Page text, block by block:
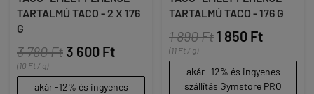
TARTALMÚ TACO - 2 X 176
G
3 780 Ft 3 600 Ft
(10 Ft / g)
akár -12% és ingyenes
TARTALMÚ TACO - 176 G
1 890 Ft 1 850 Ft
(11 Ft / g)
akár -12% és ingyenes
szállítás Gymstore PRO